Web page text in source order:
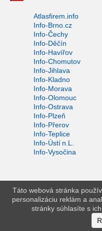
Atlasfirem.info
Info-Brno.cz
Info-Čechy
Info-Děčín
Info-Havířov
Info-Chomutov
Info-Jihlava
Info-Kladno
Info-Morava
Info-Olomouc
Info-Ostrava
Info-Plzeň
Info-Přerov
Info-Teplice
Info-Ústí n.L.
Info-Vysočina
Táto webová stránka
personalizáciu reklám a
stránky súhlasíte s